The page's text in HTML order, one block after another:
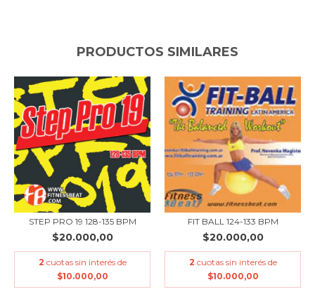
PRODUCTOS SIMILARES
STEP PRO 19 128-135 BPM
$20.000,00
2 cuotas sin interés de
$10.000,00
FIT BALL 124-133 BPM
$20.000,00
2 cuotas sin interés de
$10.000,00